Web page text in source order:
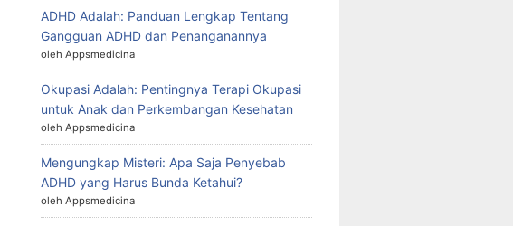
ADHD Adalah: Panduan Lengkap Tentang
Gangguan ADHD dan Penanganannya
oleh Appsmedicina
Okupasi Adalah: Pentingnya Terapi Okupasi
untuk Anak dan Perkembangan Kesehatan
oleh Appsmedicina
Mengungkap Misteri: Apa Saja Penyebab
ADHD yang Harus Bunda Ketahui?
oleh Appsmedicina